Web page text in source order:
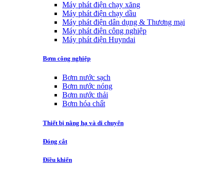
Máy phát điện chạy xăng
Máy phát điện chạy dầu
Máy phát điện dân dụng & Thương mại
Máy phát điện công nghiệp
Máy phát điện Huyndai
Bơm công nghiệp
Bơm nước sạch
Bơm nước nóng
Bơm nước thải
Bơm hóa chất
Thiết bị nâng hạ và di chuyển
Đóng cắt
Điều khiển